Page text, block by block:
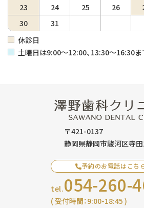
23
24 25 26
30
31
休診日
土曜日は9:00〜12:00、13:30〜16:30ま
〒421-0137
静岡県静岡市駿河区寺
予約のお電話はこち
tel.054-260-
( 受付時間：9:00-18:45 )